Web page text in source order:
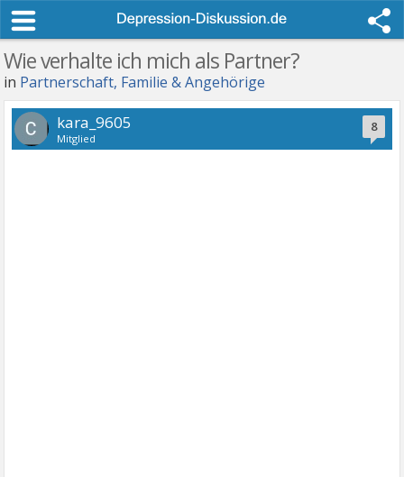
Wie verhalte ich mich als Partner?
in Partnerschaft, Familie & Angehörige
8
kara_9605
Mitglied